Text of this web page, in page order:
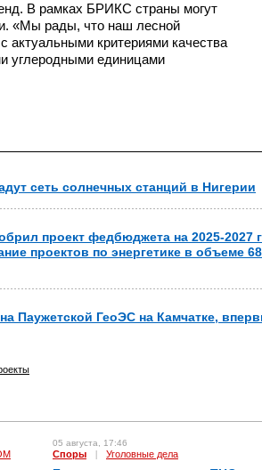
В рамках БРИКС страны могут
«Мы рады, что наш лесной
актуальными критериями качества
углеродными единицами
сеть солнечных станций в Нигерии
проект федбюджета на 2025-2027
проектов по энергетике в объеме
Паужетской ГеоЭС на Камчатке,
05 августа, 17:46
Споры | Уголовные дела